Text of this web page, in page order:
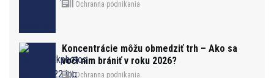
Ochranna podnikania
Koncentrácie môžu obmedziť trh – Ako sa
voči nim brániť v roku 2026?
Ochranna podnikania